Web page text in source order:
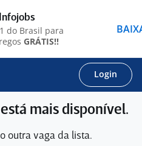
Login
mais disponível.
outra vaga da lista.
do Brasil para
GRÁTIS!!